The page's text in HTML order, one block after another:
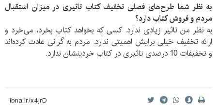
به نظر شما طرح‌های فصلی تخفیف کتاب تاثیری در میزان استقبال
مردم و فروش کتاب دارد؟
به نظر من تاثیر زیادی ندارد. کسی که بخواهد کتاب بخرد، می‌خرد و
ارائه تخفیف خیلی برایش اهمیتی ندارد. مردم به گرانی عادت کرده‌اند
و تخفیفات 10 درصدی تاثیری در کتاب خردینشان ندارد.